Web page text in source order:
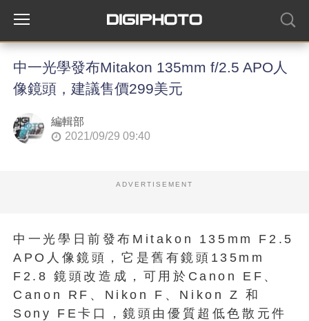
中一光學發布Mitakon 135mm f/2.5 APO人
像鏡頭，建議售價299美元
編輯部
2021/09/29 09:40
ADVERTISEMENT
中一光學日前發布Mitakon 135mm F2.5
APO人像鏡頭，它是舊有鏡頭135mm
F2.8 鏡頭改造成，可用於Canon EF、
Canon RF、Nikon F、Nikon Z 和
Sony FE卡口，鏡頭由優質超低色散元件